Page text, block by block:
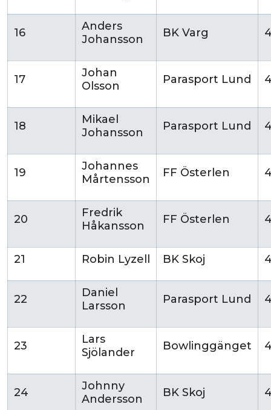
16
Anders
Johansson
BK Varg
17
Johan
Olsson
Parasport Lund
18
Mikael
Johansson
Parasport Lund
19
Johannes
Mårtensson
FF Österlen
20
Fredrik
Håkansson
FF Österlen
21 Robin Lyzell BK Skoj
22
Daniel
Larsson
Parasport Lund
23
Lars
Sjölander
Bowlinggänget
24
Johnny
Andersson
BK Skoj